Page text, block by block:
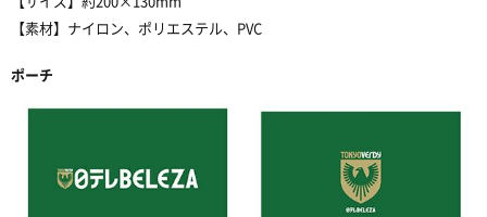
【素材】ナイロン、ポリエステル、PVC
ポーチ